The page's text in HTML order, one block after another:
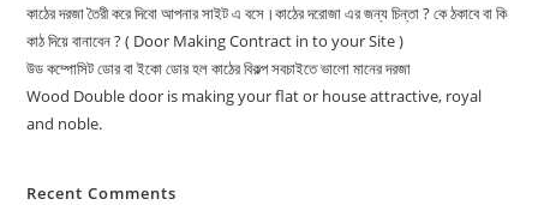
কাঠের দরজা তৈরী করে দিবো আপনার সাইট এ বসে।কাঠের দরোজা এর জন্য চিন্তা ? কে ঠকাবে বা কি
কাঠ দিয়ে বানাবেন ? ( Door Making Contract in to your Site )
উড কম্পোসিট ডোর বা ইকো ডোর হল কাঠের বিকল্প সবচাইতে ভালো মানের দরজা
Wood Double door is making your flat or house attractive, royal
and noble.
Recent Comments